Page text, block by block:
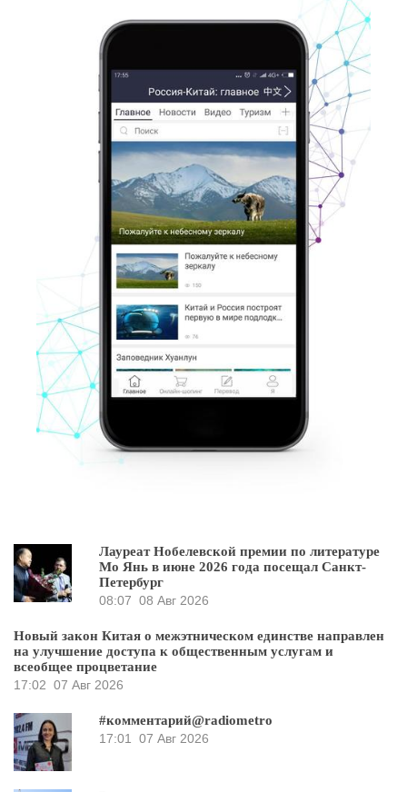
Лауреат Нобелевской премии по литературе
Мо Янь в июне 2026 года посещал Санкт-
Петербург
08:07 08 Авг 2026
Новый закон Китая о межэтническом единстве направлен
на улучшение доступа к общественным услугам и
всеобщее процветание
17:02 07 Авг 2026
#комментарий@radiometro
17:01
07 Авг 2026